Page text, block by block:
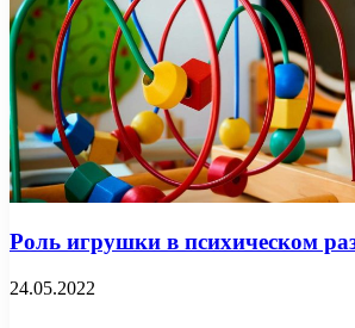
Роль игрушки в психическом
24.05.2022